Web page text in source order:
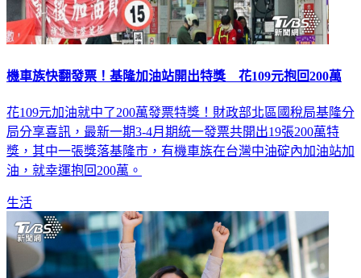
花109元加油就中了200萬發票特獎！財政部北區國稅局基隆分
局分享喜訊，最新一期3-4月期統一發票共開出19張200萬特
獎，其中一張獎落基隆市，有機車族在台灣中油碇內加油站加
生活